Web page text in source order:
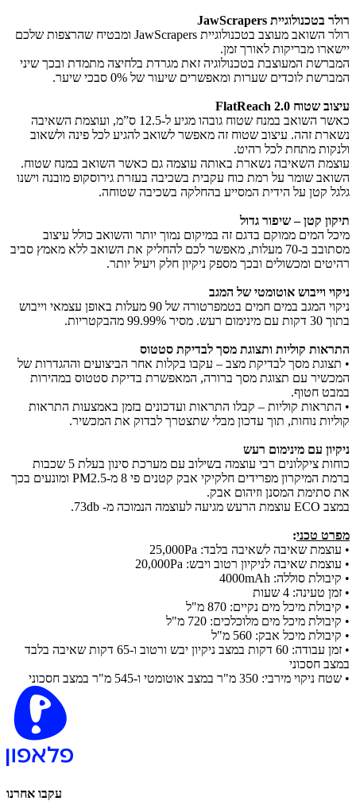
רולר בטכנולוגיית JawScrapers
רולר השואב מעוצב בטכנולוגיית JawScrapers ומבטיח שהרצפות שלכם
יישארו מבריקות לאורך זמן.
המברשת המעוצבת בטכנולוגיה זאת מגרדת בלחיצה מתמדת ובכך שיני
המברשת לוכדים שערות ומאפשרים שיעור של 0% סבכי שיער.
עיצוב שטוח FlatReach 2.0
כאשר השואב במנח שטוח גובהו מגיע ל-12.5 ס”מ, ועוצמת השאיבה
נשארת זהה. עיצוב שטוח זה מאפשר לשואב להגיע לכל פינה ולשאוב
ולנקות מתחת לכל רהיט.
עוצמת השאיבה נשארת באותה עוצמה גם כאשר השואב במנח שטוח.
השואב שומר על רמת כוח עקבית בשכיבה בעזרת גירוסקופ מובנה וישנו
גלגל קטן על הידית המסייע בהחלקה בשכיבה שטוחה.
תיקון קטן – שיפור גדול
מיכל המים ממוקם בדגם זה במיקום נמוך יותר והשואב כולל עיצוב
מסתובב ב-70 מעלות, מאפשר לכם להחליק את השואב ללא מאמץ סביב
רהיטים ומכשולים ובכך מספק ניקיון חלק ויעיל יותר.
ניקוי וייבוש אוטומטי של המגב
ניקוי המגב במים חמים בטמפרטורה של 90 מעלות באופן עצמאי וייבוש
בתוך 30 דקות עם מינימום רעש. מסיר 99.99% מהבקטריות.
התראות קוליות ותצוגת מסך לבדיקת סטטוס​
• תצוגת מסך לבדיקת מצב – עקבו בקלות אחר הביצועים וההגדרות של
המכשיר עם תצוגת מסך ברורה, המאפשרת בדיקת סטטוס במהירות
במבט חטוף.
• התראות קוליות – קבלו התראות ועדכונים בזמן באמצעות התראות
קוליות נוחות, תוך עדכון מבלי שתצטרך לבדוק את המכשיר.
ניקיון עם מינימום רעש
כוחות ציקלונים רבי עוצמה בשילוב עם מערכת סינון בעלת 5 שכבות
ברמת המיקרון מפרידים חלקיקי אבק קטנים פי 8 מ-PM2.5 ומונעים בכך
את סתימת המסנן וזיהום אבק.
במצב ECO עוצמת הרעש מגיעה לעוצמה הנמוכה מ- 73db.
מפרט טכני:
​• עוצמת שאיבה לשאיבה בלבד: 25,000Pa
​• עוצמת שאיבה לניקיון רטוב ויבש: 20,000Pa
​• קיבולת סוללה: 4000mAh
​• זמן טעינה: 4 שעות
​• קיבולת מיכל מים נקיים: 870 מ"ל
​• קיבולת מיכל מים מלוכלכים: 720 מ"ל
​• קיבולת מיכל אבק: 560 מ"ל
​• זמן עבודה:
60 דקות במצב ניקיון יבש ורטוב ו-65 דקות שאיבה בלבד
במצב חסכוני
​• שטח ניקוי מירבי: 350 מ"ר במצב אוטומטי ו-545 מ"ר במצב חסכוני
עקבו אחרנו